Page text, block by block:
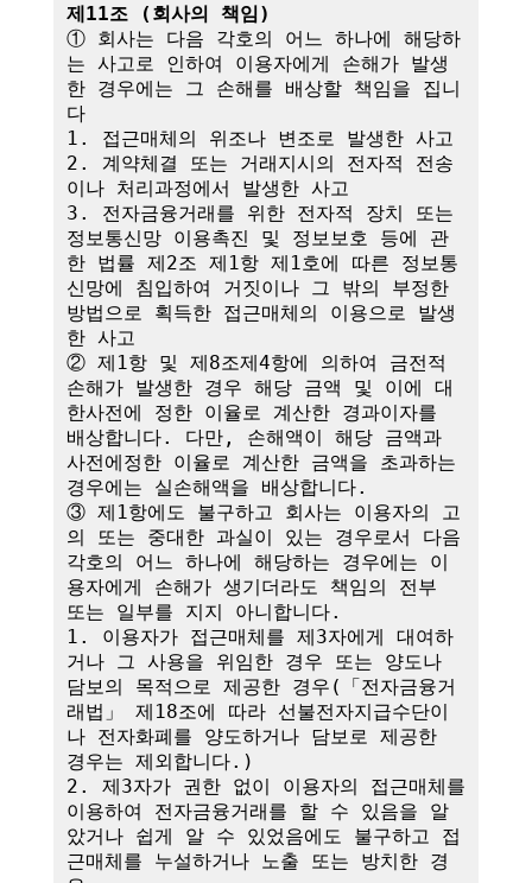
제11조 (회사의 책임)
① 회사는 다음 각호의 어느 하나에 해당하
는 사고로 인하여 이용자에게 손해가 발생
한 경우에는 그 손해를 배상할 책임을 집니
다
1. 접근매체의 위조나 변조로 발생한 사고
2. 계약체결 또는 거래지시의 전자적 전송
이나 처리과정에서 발생한 사고
3. 전자금융거래를 위한 전자적 장치 또는
정보통신망 이용촉진 및 정보보호 등에 관
한 법률 제2조 제1항 제1호에 따른 정보통
신망에 침입하여 거짓이나 그 밖의 부정한
방법으로 획득한 접근매체의 이용으로 발생
한 사고
② 제1항 및 제8조제4항에 의하여 금전적
손해가 발생한 경우 해당 금액 및 이에 대
한사전에 정한 이율로 계산한 경과이자를
배상합니다. 다만, 손해액이 해당 금액과
사전에정한 이율로 계산한 금액을 초과하는
경우에는 실손해액을 배상합니다.
③ 제1항에도 불구하고 회사는 이용자의 고
의 또는 중대한 과실이 있는 경우로서 다음
각호의 어느 하나에 해당하는 경우에는 이
용자에게 손해가 생기더라도 책임의 전부
또는 일부를 지지 아니합니다.
1. 이용자가 접근매체를 제3자에게 대여하
거나 그 사용을 위임한 경우 또는 양도나
담보의 목적으로 제공한 경우(「전자금융거
래법」 제18조에 따라 선불전자지급수단이
나 전자화폐를 양도하거나 담보로 제공한
경우는 제외합니다.)
2. 제3자가 권한 없이 이용자의 접근매체를
이용하여 전자금융거래를 할 수 있음을 알
았거나 쉽게 알 수 있었음에도 불구하고 접
근매체를 누설하거나 노출 또는 방치한 경